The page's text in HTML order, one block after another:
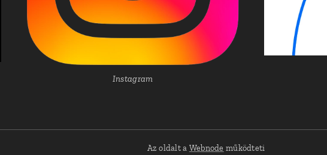
Instagram
Az oldalt a Webnode működteti